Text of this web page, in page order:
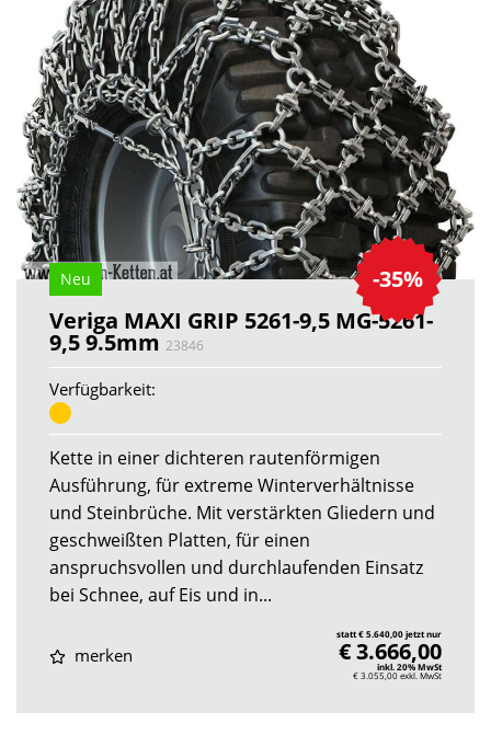
-35%
Neu
Veriga MAXI GRIP 5261-9,5 MG-5261-
9,5 9.5mm 23846
Verfügbarkeit:
Kette in einer dichteren rautenförmigen
Ausführung, für extreme Winterverhältnisse
und Steinbrüche. Mit verstärkten Gliedern und
geschweißten Platten, für einen
anspruchsvollen und durchlaufenden Einsatz
bei Schnee, auf Eis und in...
merken
statt € 5.640,00 jetzt nur
€ 3.666,00
inkl. 20% MwSt
€ 3.055,00exkl. MwSt